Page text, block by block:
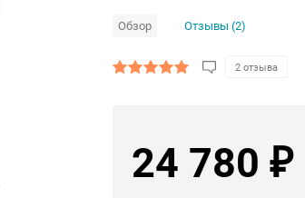
Обзор Отзывы (2)
2 отзыва
24 780 ₽